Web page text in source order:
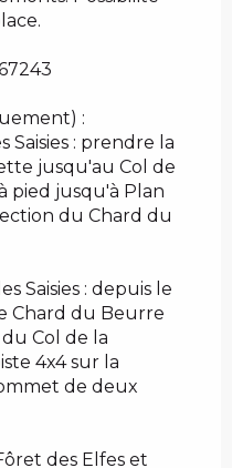
:
Saisies : prendre la
jusqu'au Col de
pied jusqu'à Plan
du Chard du
Saisies : depuis le
Chard du Beurre
Col de la
4x4 sur la
de deux
des Elfes et